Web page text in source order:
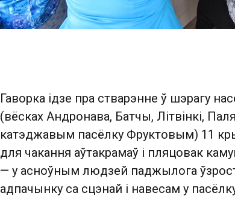
Гаворка ідзе пра стварэнне ў шэрагу
(вёсках Андронава, Батчы, Літвінкі,
катэджавым пасёлку Фруктовым) 11
для чакання аўтакрамаў і пляцовак
— у асноўным людзей паджылога
адпачынку са сцэнай і навесам у